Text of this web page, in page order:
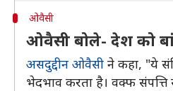
ओवैसी
ओवैसी बोले- देश को
असदुद्दीन ओवैसी ने कहा, "ये
भेदभाव करता है। वक्फ